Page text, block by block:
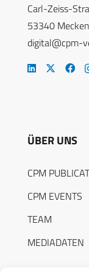
Carl-Zeiss-
53340
digital@cpm-
ÜBER UNS
CPM
CPM EVENTS
TEAM
MEDIADATEN